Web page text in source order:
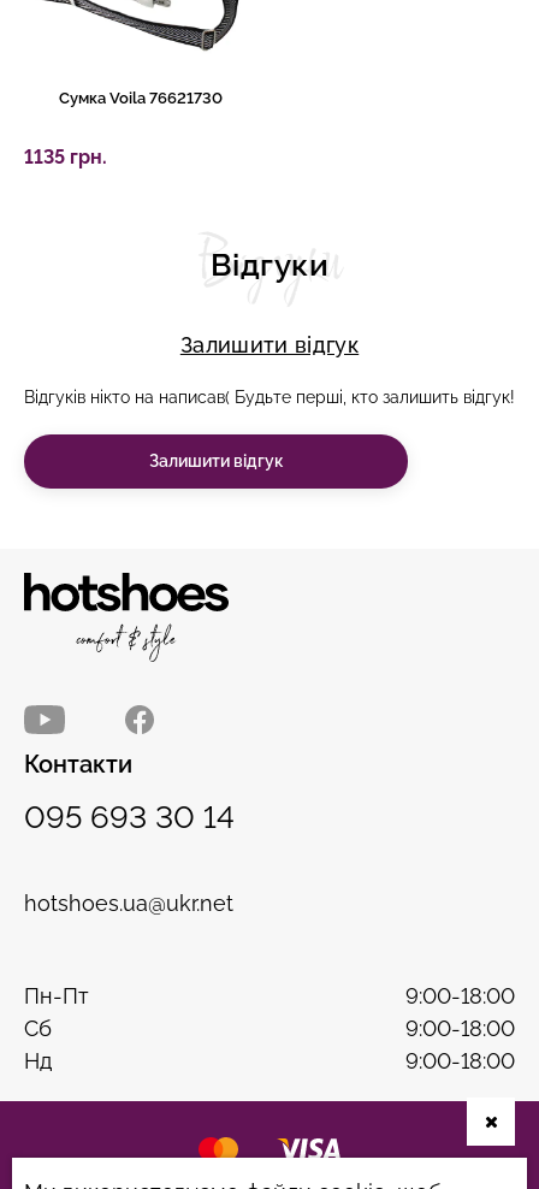
Сумка Voila 76621730
1135 грн.
Відгуки
Відгуки
Залишити відгук
Відгуків нікто на написав( Будьте перші, кто залишить відгук!
Залишити відгук
Контакти
095 693 30 14
hotshoes.ua@ukr.net
Пн-Пт
9:00-18:00
Сб
9:00-18:00
Нд
9:00-18:00